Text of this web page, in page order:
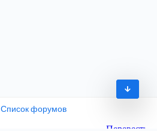
Список форумов